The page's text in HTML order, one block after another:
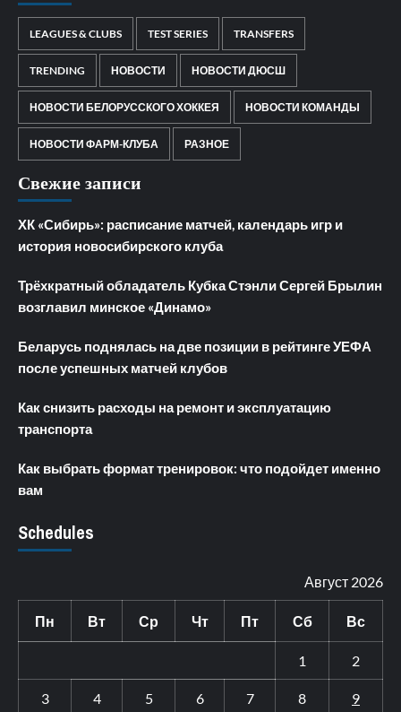
LEAGUES & CLUBS TEST SERIES TRANSFERS
TRENDING НОВОСТИ НОВОСТИ ДЮСШ
НОВОСТИ БЕЛОРУССКОГО ХОККЕЯ НОВОСТИ КОМАНДЫ
НОВОСТИ ФАРМ-КЛУБА РАЗНОЕ
Свежие записи
ХК «Сибирь»: расписание матчей, календарь игр и
история новосибирского клуба
Трёхкратный обладатель Кубка Стэнли Сергей Брылин
возглавил минское «Динамо»
Беларусь поднялась на две позиции в рейтинге УЕФА
после успешных матчей клубов
Как снизить расходы на ремонт и эксплуатацию
транспорта
Как выбрать формат тренировок: что подойдет именно
вам
Schedules
Август 2026
Пн Вт Ср Чт Пт Сб Вс
1 2
3 4 5 6 7 8 9